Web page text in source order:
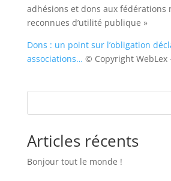
adhésions et dons aux fédérations
reconnues d’utilité publique »
Dons : un point sur l’obligation
associations… © Copyright WebLex
Articles récents
Bonjour tout le monde !